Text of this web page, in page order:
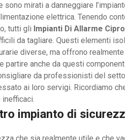
mirati a danneggiare
elettrica. Tenendo
tutti gli Impianti Di Allarme Cipro
da tagliare. Questi elementi
diverse, ma offrono
anche da questi
da professionisti del
ai loro servigi. Ricordiamo
impianto di